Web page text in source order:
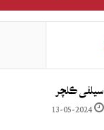
سيلفي ڪلچر
13-05-2024